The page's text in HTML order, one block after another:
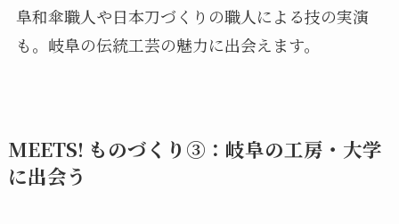
阜和傘職人や日本刀づくりの職人による技の実演
も。岐阜の伝統工芸の魅力に出会えます。
MEETS! ものづくり③：岐阜の工房・大学
に出会う